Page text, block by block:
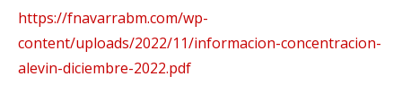
https://fnavarrabm.com/wp-
content/uploads/2022/11/informacion-concentracion-
alevin-diciembre-2022.pdf